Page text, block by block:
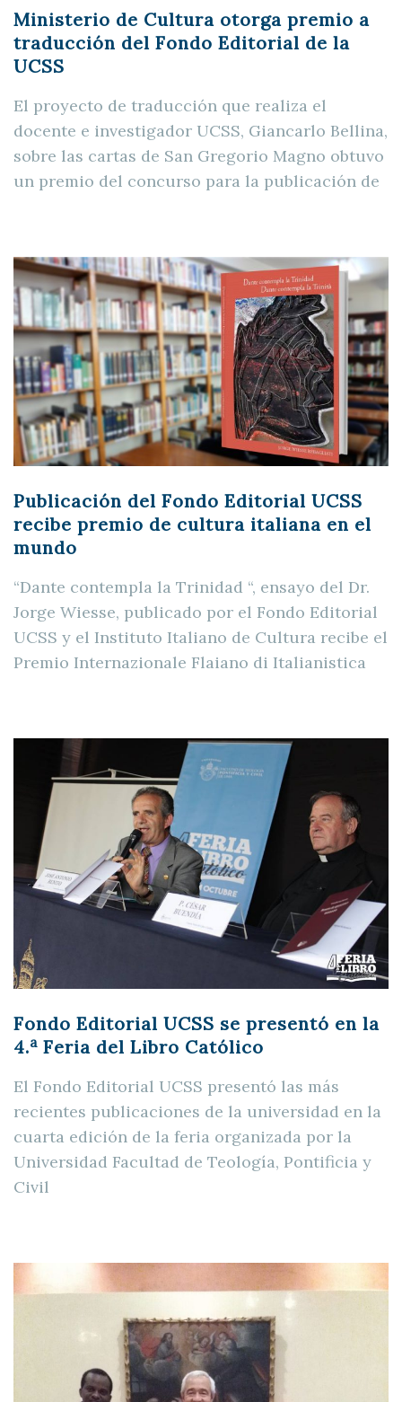
Ministerio de Cultura otorga premio a
traducción del Fondo Editorial de la
UCSS
El proyecto de traducción que realiza el
docente e investigador UCSS, Giancarlo Bellina,
sobre las cartas de San Gregorio Magno obtuvo
un premio del concurso para la publicación de
Publicación del Fondo Editorial UCSS
recibe premio de cultura italiana en el
mundo
“Dante contempla la Trinidad “, ensayo del Dr.
Jorge Wiesse, publicado por el Fondo Editorial
UCSS y el Instituto Italiano de Cultura recibe el
Premio Internazionale Flaiano di Italianistica
Fondo Editorial UCSS se presentó en la
4.a Feria del Libro Católico
El Fondo Editorial UCSS presentó las más
recientes publicaciones de la universidad en la
cuarta edición de la feria organizada por la
Universidad Facultad de Teología, Pontificia y
Civil